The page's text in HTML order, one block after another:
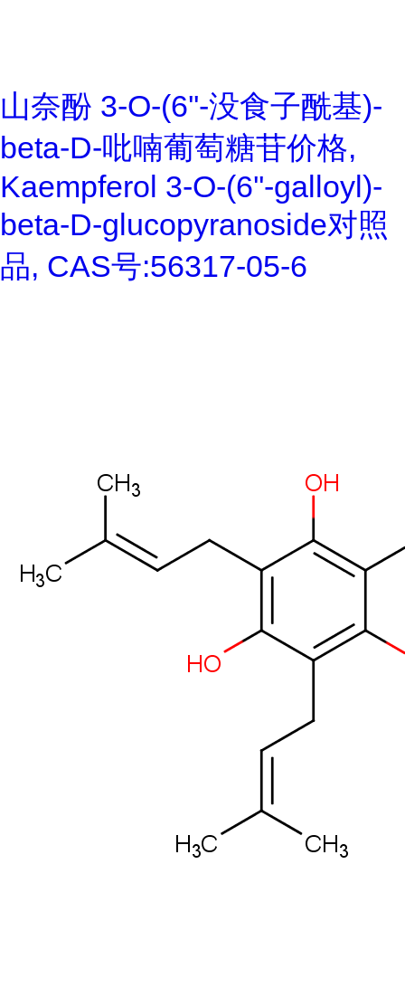
山奈酚 3-O-(6''-没食子酰基)-
beta-D-吡喃葡萄糖苷价格,
Kaempferol 3-O-(6''-galloyl)-
beta-D-glucopyranoside对照
品, CAS号:56317-05-6